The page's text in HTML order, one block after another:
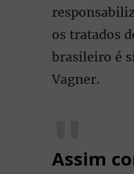
os tratados
brasileiro é
Vagner.
Assim